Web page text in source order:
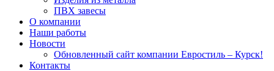
ПВХ завесы
О компании
Наши работы
Новости
Обновленный сайт компании Евростиль – Курск!
Контакты